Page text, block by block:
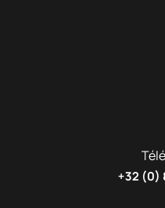
+32 (0)